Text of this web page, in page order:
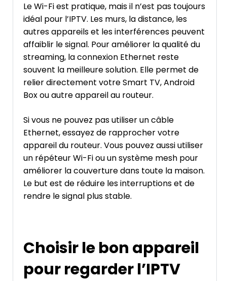
Le Wi-Fi est pratique, mais il n’est pas toujours
idéal pour l’IPTV. Les murs, la distance, les
autres appareils et les interférences peuvent
affaiblir le signal. Pour améliorer la qualité du
streaming, la connexion Ethernet reste
souvent la meilleure solution. Elle permet de
relier directement votre Smart TV, Android
Box ou autre appareil au routeur.
Si vous ne pouvez pas utiliser un câble
Ethernet, essayez de rapprocher votre
appareil du routeur. Vous pouvez aussi utiliser
un répéteur Wi-Fi ou un système mesh pour
améliorer la couverture dans toute la maison.
Le but est de réduire les interruptions et de
rendre le signal plus stable.
Choisir le bon appareil
pour regarder l’IPTV